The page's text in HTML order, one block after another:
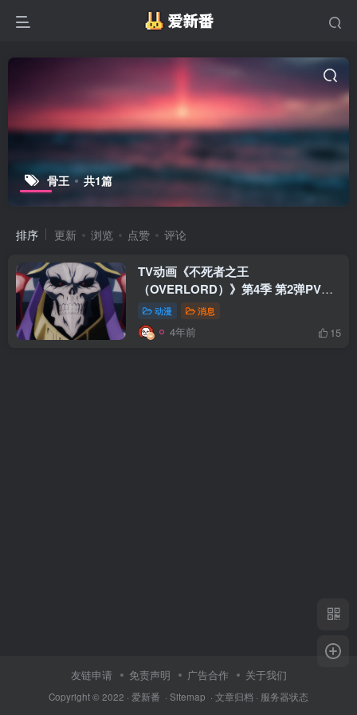
骨王 共1篇
排序 更新 浏览 点赞 评论
TV动画《不死者之王
（OVERLORD）》第4季 第2弹PV公
开 动漫 消息
4年前 15
友链申请 免责声明 广告合作 关于我们
Copyright © 2022 · 爱新番 · Sitemap · 文章归档 · 服务器状态